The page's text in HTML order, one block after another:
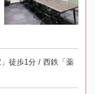
徒歩1分 / 西鉄「薬